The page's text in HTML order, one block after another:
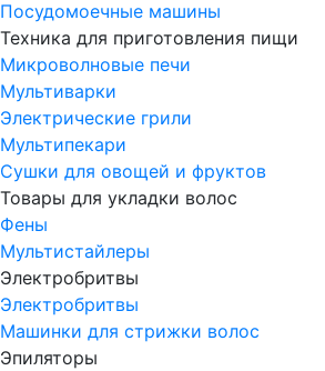
Посудомоечные машины
Техника для приготовления пищи
Микроволновые печи
Мультиварки
Электрические грили
Мультипекари
Сушки для овощей и фруктов
Товары для укладки волос
Фены
Мультистайлеры
Электробритвы
Электробритвы
Машинки для стрижки волос
Эпиляторы